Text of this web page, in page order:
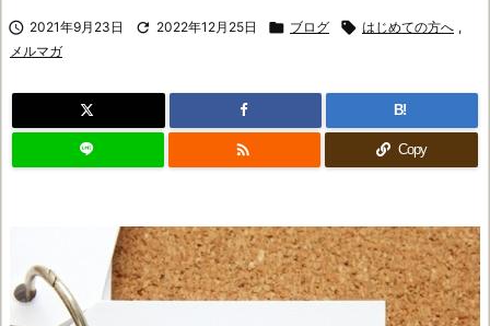
 2021年9月23日  2022年12月25日  ブログ  はじめての方へ ,
メルマガ
B!
 Copy